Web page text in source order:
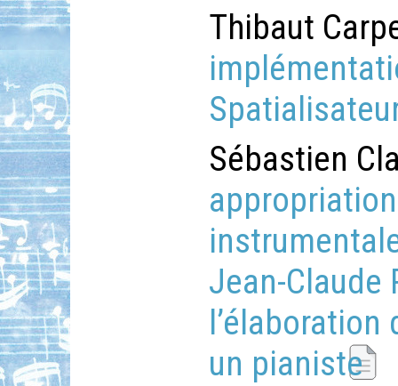
Thibaut
Sébastien
Jean-Claude
l’élaboration
un pianiste